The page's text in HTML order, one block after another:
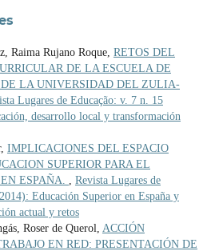
Raima Rujano Roque, RETOS DEL
DE LA ESCUELA DE
LA UNIVERSIDAD DEL ZULIA-
Lugares de Educação: v. 7 n. 15
desarrollo local y transformación
IMPLICACIONES DEL ESPACIO
SUPERIOR PARA EL
ESPAÑA. , Revista Lugares de
Educación Superior en España y
actual y retos
Roser de Querol, ACCIÓN
EN RED: PRESENTACIÓN DE